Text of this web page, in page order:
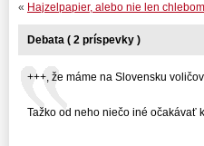
« Hajzelpapier, alebo nie len
Debata ( 2 príspevky )
+++, že máme na Slovensku
Tažko od neho niečo iné očakávať